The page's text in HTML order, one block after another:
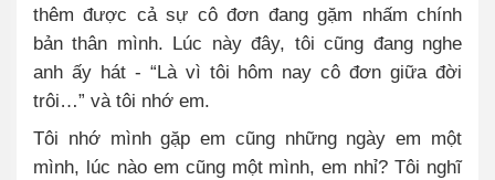
thêm được cả sự cô đơn đang gặm nhấm chính
bản thân mình. Lúc này đây, tôi cũng đang nghe
anh ấy hát - “Là vì tôi hôm nay cô đơn giữa đời
trôi…” và tôi nhớ em.
Tôi nhớ mình gặp em cũng những ngày em một
mình, lúc nào em cũng một mình, em nhỉ? Tôi nghĩ